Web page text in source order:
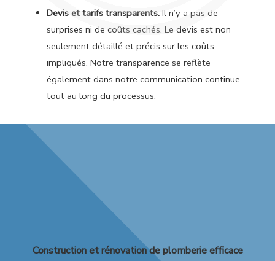
Devis et tarifs transparents. Il n’y a pas de
surprises ni de coûts cachés. Le devis est non
seulement détaillé et précis sur les coûts
impliqués. Notre transparence se reflète
également dans notre communication continue
tout au long du processus.
Construction et rénovation de plomberie efficace